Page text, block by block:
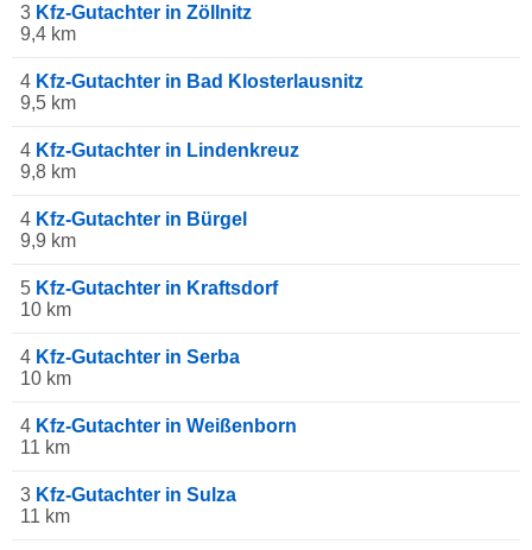
3 Kfz-Gutachter in Zöllnitz
9,4 km
4 Kfz-Gutachter in Bad Klosterlausnitz
9,5 km
4 Kfz-Gutachter in Lindenkreuz
9,8 km
4 Kfz-Gutachter in Bürgel
9,9 km
5 Kfz-Gutachter in Kraftsdorf
10 km
4 Kfz-Gutachter in Serba
10 km
4 Kfz-Gutachter in Weißenborn
11 km
3 Kfz-Gutachter in Sulza
11 km